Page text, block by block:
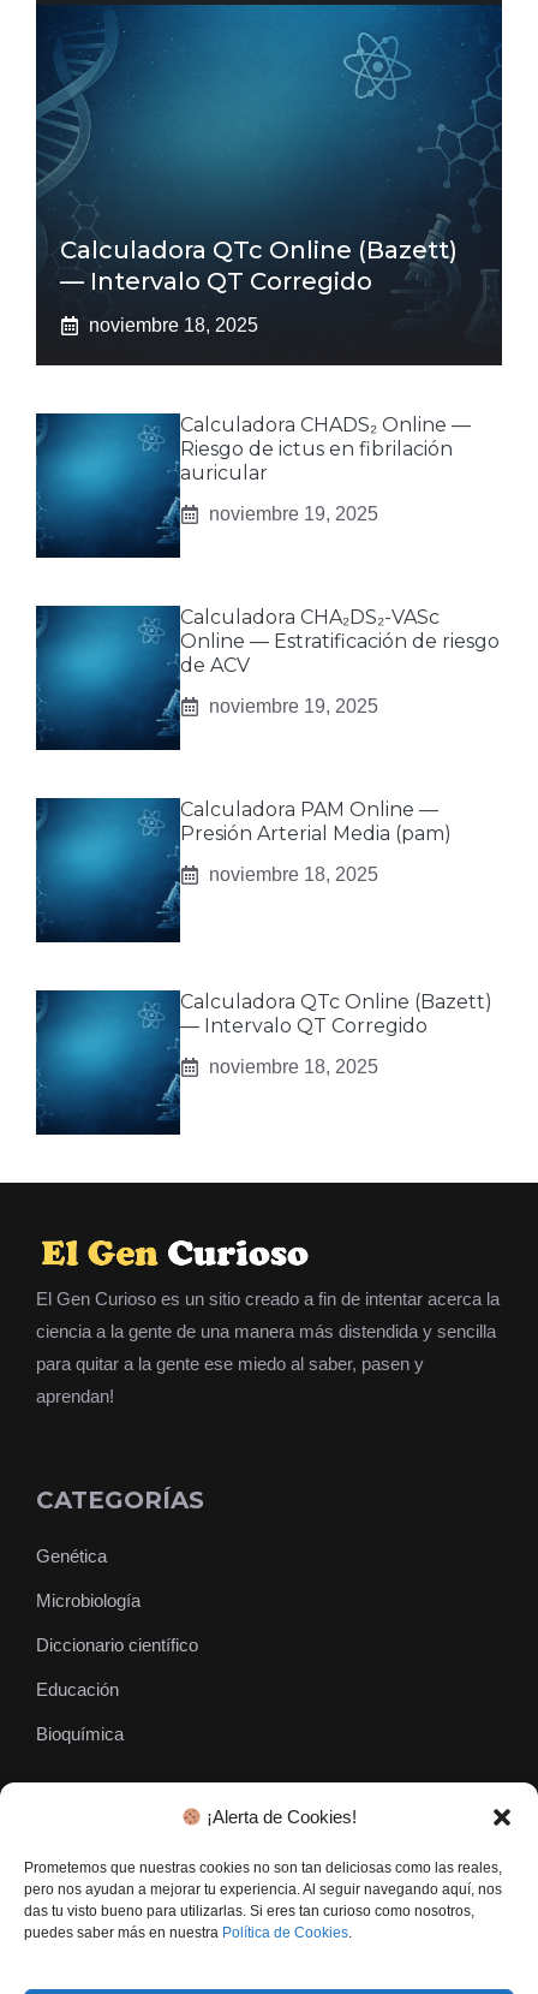
¡Alerta de Cookies!
Prometemos que nuestras cookies no son tan deliciosas como las reales,
pero nos ayudan a mejorar tu experiencia. Al seguir navegando aquí, nos
das tu visto bueno para utilizarlas. Si eres tan curioso como nosotros,
puedes saber más en nuestra Política de Cookies.
Calculadora QTc Online (Bazett)
— Intervalo QT Corregido
noviembre 18, 2025
Calculadora CHADS₂ Online —
Riesgo de ictus en fibrilación
auricular
noviembre 19, 2025
Calculadora CHA₂DS₂-VASc
Online — Estratificación de riesgo
de ACV
noviembre 19, 2025
Calculadora PAM Online —
Presión Arterial Media (pam)
noviembre 18, 2025
Calculadora QTc Online (Bazett)
— Intervalo QT Corregido
noviembre 18, 2025
El Gen Curioso es un sitio creado a fin de intentar acerca la
ciencia a la gente de una manera más distendida y sencilla
para quitar a la gente ese miedo al saber, pasen y
aprendan!
CATEGORÍAS
Genética
Microbiología
Diccionario científico
Educación
Bioquímica